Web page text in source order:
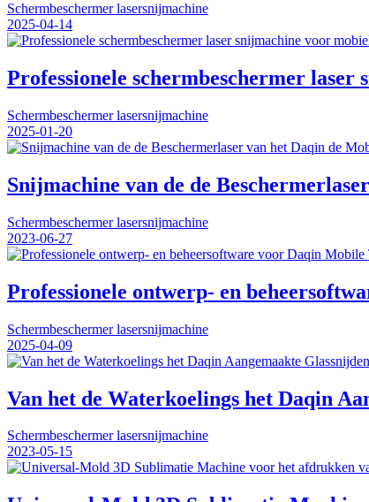
Schermbeschermer lasersnijmachine
2025-04-14
Professionele schermbeschermer
Schermbeschermer lasersnijmachine
2025-01-20
Snijmachine van de de
Schermbeschermer lasersnijmachine
2023-06-27
Professionele ontwerp- en
Schermbeschermer lasersnijmachine
2025-04-09
Van het de Waterkoelings het Daqin
Schermbeschermer lasersnijmachine
2023-05-15